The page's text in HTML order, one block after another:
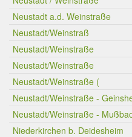
Neustadt a.d. Weinstraße
Neustadt/Weinstraß
Neustadt/Weinstraße
Neustadt/Weinstraße
Neustadt/Weinstraße (
Neustadt/Weinstraße -
Neustadt/Weinstraße -
Niederkirchen b. Deidesheim